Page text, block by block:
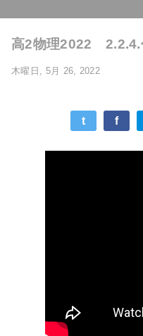
高2物理2022 2.2.4.
木曜日, 5月 26, 2022
t f